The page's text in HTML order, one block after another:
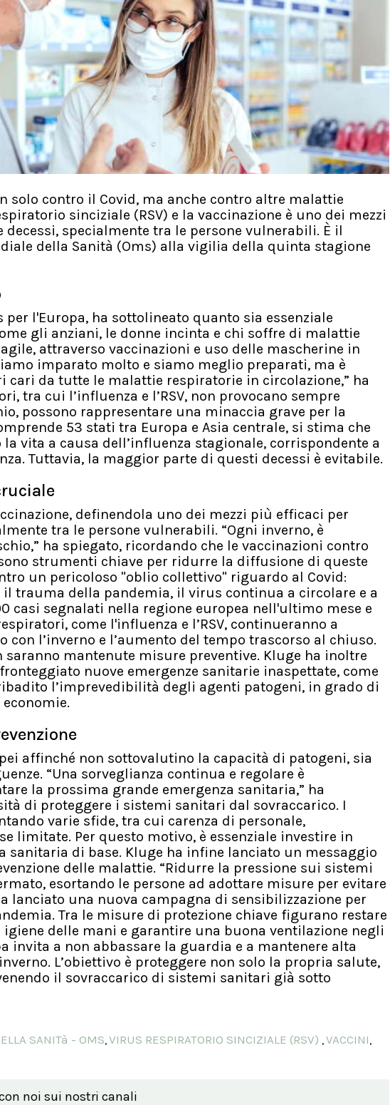
solo contro il Covid, ma anche contro altre malattie
sinciziale (RSV) e la vaccinazione è uno dei mezzi
specialmente tra le persone vulnerabili. È il
della Sanità (Oms) alla vigilia della quinta stagione
l'Europa, ha sottolineato quanto sia essenziale
gli anziani, le donne incinta e chi soffre di malattie
attraverso vaccinazioni e uso delle mascherine in
imparato molto e siamo meglio preparati, ma è
da tutte le malattie respiratorie in circolazione,” ha
tra cui l’influenza e l’RSV, non provocano sempre
possono rappresentare una minaccia grave per la
53 stati tra Europa e Asia centrale, si stima che
vita a causa dell’influenza stagionale, corrispondente a
Tuttavia, la maggior parte di questi decessi è evitabile.
definendola uno dei mezzi più efficaci per
tra le persone vulnerabili. “Ogni inverno, è
ha spiegato, ricordando che le vaccinazioni contro
strumenti chiave per ridurre la diffusione di queste
un pericoloso "oblio collettivo" riguardo al Covid:
trauma della pandemia, il virus continua a circolare e a
casi segnalati nella regione europea nell'ultimo mese e
come l'influenza e l’RSV, continueranno a
l’inverno e l’aumento del tempo trascorso al chiuso.
saranno mantenute misure preventive. Kluge ha inoltre
nuove emergenze sanitarie inaspettate, come
l’imprevedibilità degli agenti patogeni, in grado di
affinché non sottovalutino la capacità di patogeni, sia
“Una sorveglianza continua e regolare è
la prossima grande emergenza sanitaria,” ha
di proteggere i sistemi sanitari dal sovraccarico. I
varie sfide, tra cui carenza di personale,
limitate. Per questo motivo, è essenziale investire in
sanitaria di base. Kluge ha infine lanciato un messaggio
delle malattie. “Ridurre la pressione sui sistemi
esortando le persone ad adottare misure per evitare
lanciato una nuova campagna di sensibilizzazione per
Tra le misure di protezione chiave figurano restare
delle mani e garantire una buona ventilazione negli
invita a non abbassare la guardia e a mantenere alta
L’obiettivo è proteggere non solo la propria salute,
il sovraccarico di sistemi sanitari già sotto
SANITà - OMS,VIRUS RESPIRATORIO SINCIZIALE (RSV) ,VACCINI,
noi sui nostri canali